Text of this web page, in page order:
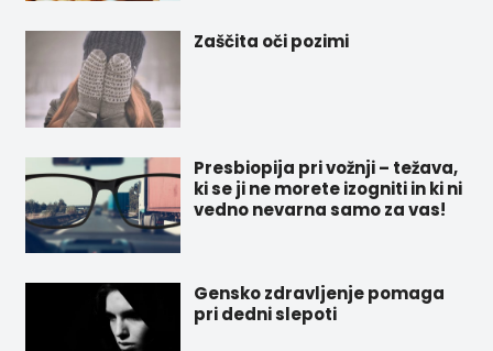
Zaščita oči pozimi
Presbiopija pri vožnji – težava,
ki se ji ne morete izogniti in ki ni
vedno nevarna samo za vas!
Gensko zdravljenje pomaga
pri dedni slepoti